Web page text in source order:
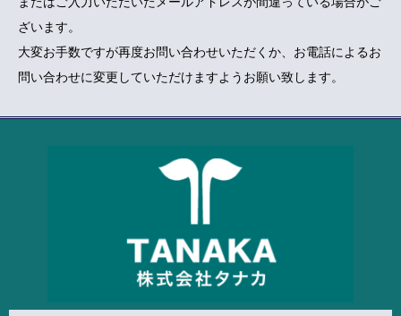
ざいます。
大変お手数ですが再度お問い合わせいただくか、お電話によるお
問い合わせに変更していただけますようお願い致します。